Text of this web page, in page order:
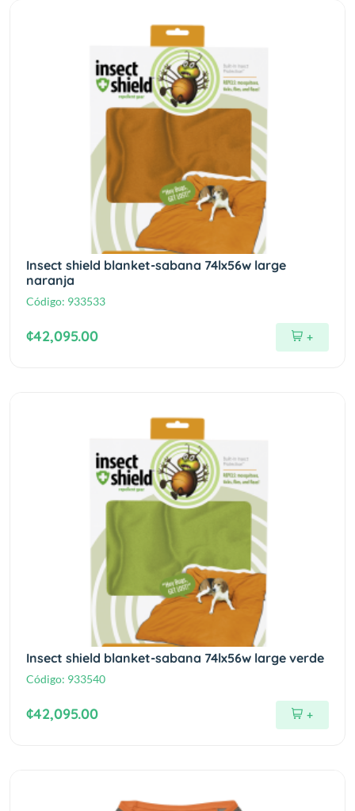
Insect shield blanket-sabana 74lx56w large
naranja
Código: 933533
¢42,095.00 +
Insect shield blanket-sabana 74lx56w large verde
Código: 933540
¢42,095.00 +